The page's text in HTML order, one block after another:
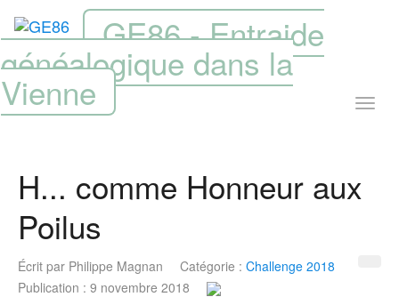
GE86 - Entraide
généalogique dans la
Vienne
H... comme Honneur aux
Poilus
Écrit par Philippe Magnan Catégorie : Challenge 2018
Publication : 9 novembre 2018